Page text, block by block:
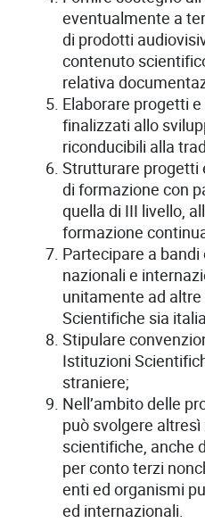
eventualmente a
di prodotti
contenuto
relativa
Elaborare progetti
finalizzati allo
riconducibili alla
Strutturare progetti
di formazione con
quella di III livello,
formazione
Partecipare a
nazionali e
unitamente ad
Scientifiche sia
Stipulare
Istituzioni
straniere;
Nell’ambito delle
può svolgere
scientifiche, anche
per conto terzi
enti ed organismi
ed internazionali.